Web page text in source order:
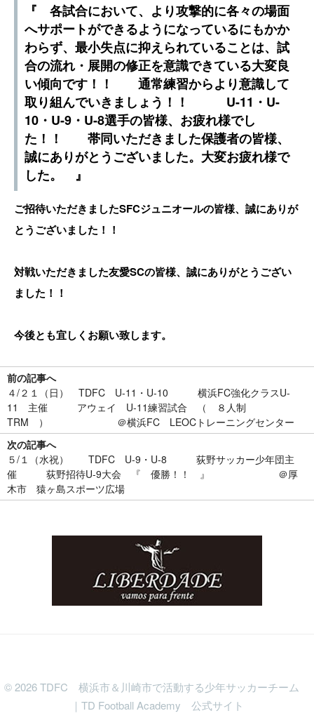
『 各試合において、より攻撃的に各々の場面
へサポートができるようになっているにもかか
わらず、最小失点に抑えられていることは、試
合の流れ・展開の修正を意識できている大変良
い傾向です！！ 通常練習からより意識して
取り組んでいきましょう！！ U-11・U-
10・U-9・U-8選手の皆様、お疲れ様でし
た！！ 帯同いただきました保護者の皆様、
誠にありがとうございました。大変お疲れ様で
した。 』
ご招待いただきましたSFCジュニオールの皆様、誠にありが
とうございました！！
対戦いただきました友愛SCの皆様、誠にありがとうござい
ました！！
今後とも宜しくお願い致します。
前の記事へ
４/２１（日） TDFC U-11・U-10 横浜FC強化クラスU-
11 主催 アウェイ U-11練習試合 （ ８人制
TRM ） ＠横浜FC LEOCトレーニングセンター
次の記事へ
５/１（水祝） TDFC U-9・U-8 荻野サッカー少年団主
催 荻野招待U-9大会 『 優勝！！ 』 ＠厚
木市 猿ヶ島スポーツ広場
© 2026TDFC 横浜市＆川崎市で活動する少年サッカーチーム
｜TD Football Academy 公式サイト